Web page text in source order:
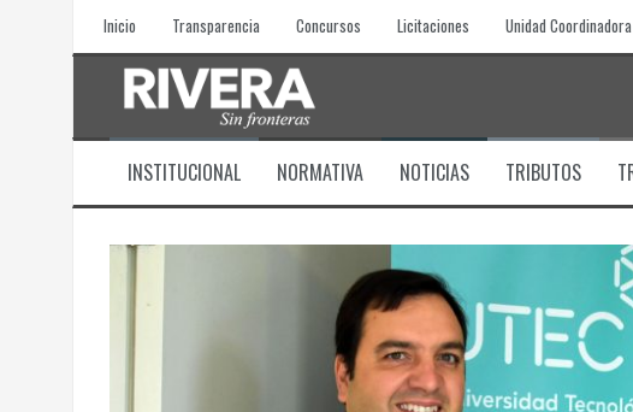
Inicio Transparencia Concursos Licitaciones Unidad
INSTITUCIONAL NORMATIVA NOTICIAS TRIBUTOS